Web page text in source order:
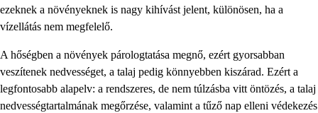
ezeknek a növényeknek is nagy kihívást jelent, különösen, ha a
vízellátás nem megfelelő.
A hőségben a növények párologtatása megnő, ezért gyorsabban
veszítenek nedvességet, a talaj pedig könnyebben kiszárad. Ezért a
legfontosabb alapelv: a rendszeres, de nem túlzásba vitt öntözés, a talaj
nedvességtartalmának megőrzése, valamint a tűző nap elleni védekezés